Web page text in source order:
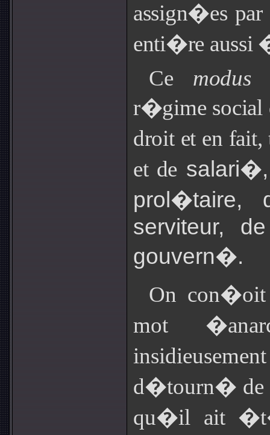
assign�es
enti�re aussi
Ce modus
r�gime social
droit et en
et de
serviteur,
gouvern�.
On
mot
d�tourn� de
qu�il ait